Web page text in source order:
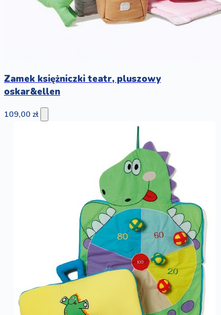
Zamek księżniczki teatr, pluszowy
oskar&ellen
109,00 zł